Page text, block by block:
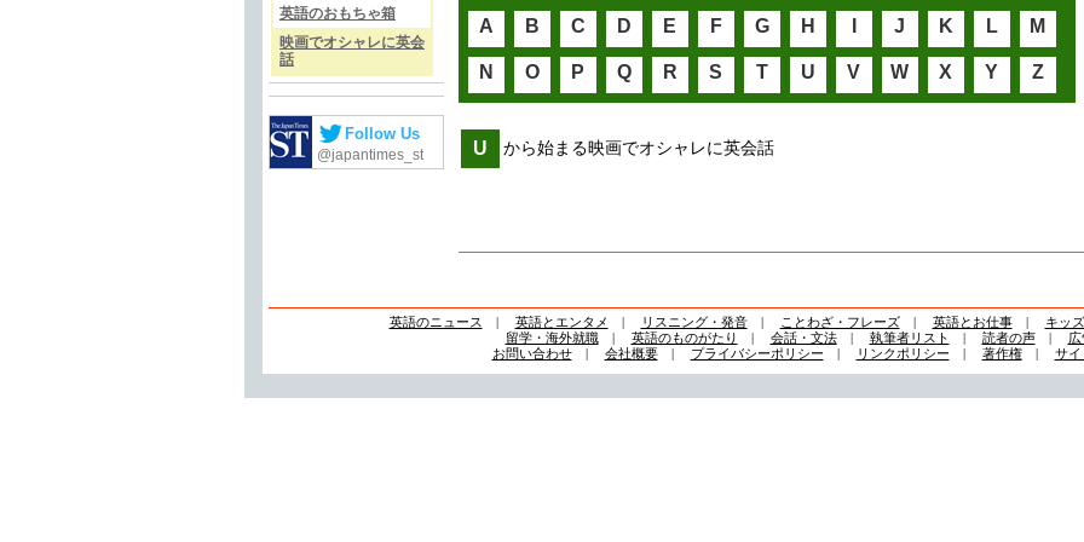
英語のおもちゃ箱
映画でオシャレに英会
話
Follow Us
@japantimes_st
A B C D E F G H J K L M
N O P Q R S T U V W X Y Z
U から始まる映画でオシャレに英会話
英語のニュース | 英語とエンタメ | リスニング・発音| ことわざ・フレーズ| 英語とお仕事|
キッ
留学・海外就職| 英語のものがたり | 会話・文法| 執筆者リスト | 読者の声|
お問い合わせ| 会社概要| プライバシーポリシー | リンクポリシー | 著作権| サイ